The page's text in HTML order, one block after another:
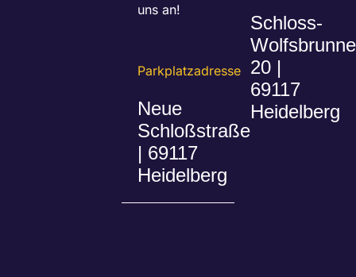
uns an!
Parkplatzadresse
Neue
Schloßstraße
| 69117
Heidelberg
Schloss-
20 |
69117
Heidelberg